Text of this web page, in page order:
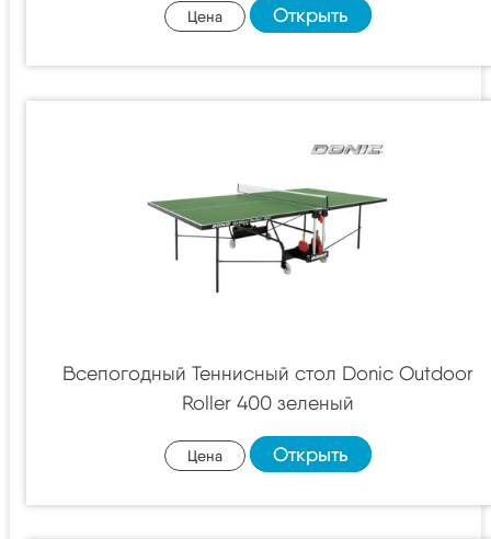
Цена Открыть
Всепогодный Теннисный стол Donic Outdoor
Roller 400 зеленый
Цена Открыть